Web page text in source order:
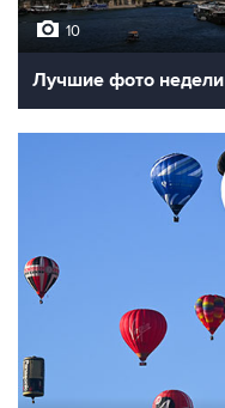
10
Лучшие фото недели